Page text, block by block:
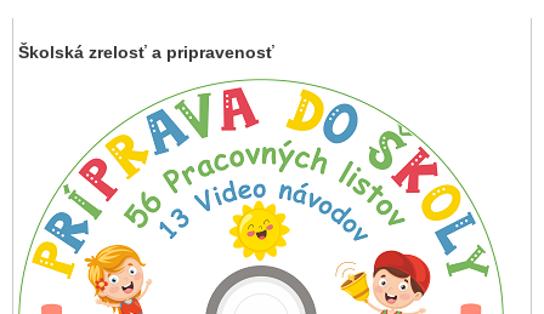
Školská zrelosť a pripravenosť